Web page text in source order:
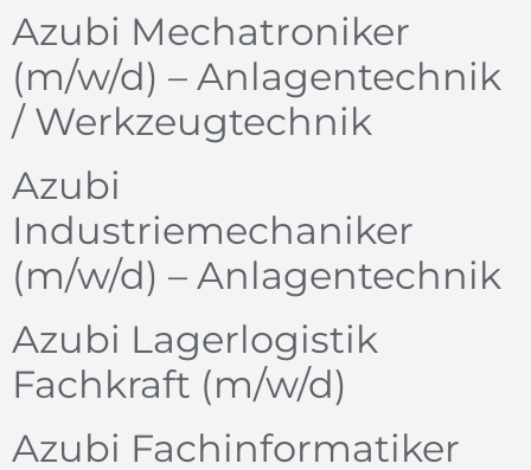
Azubi Mechatroniker
(m/w/d) – Anlagentechnik
/ Werkzeugtechnik
Azubi
Industriemechaniker
(m/w/d) – Anlagentechnik
Azubi Lagerlogistik
Fachkraft (m/w/d)
Azubi Fachinformatiker